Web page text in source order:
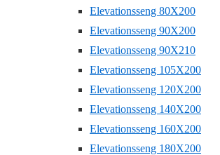
Elevationsseng 80X200
Elevationsseng 90X200
Elevationsseng 90X210
Elevationsseng 105X200
Elevationsseng 120X200
Elevationsseng 140X200
Elevationsseng 160X200
Elevationsseng 180X200